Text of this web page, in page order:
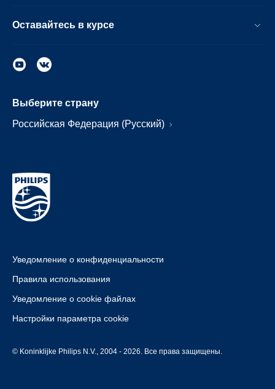
Оставайтесь в курсе
Выберите страну
Российская Федерация (Русский)
Уведомление о конфиденциальности
Правила использования
Уведомление о cookie файлах
Настройки параметра cookie
© Koninklijke Philips N.V., 2004 - 2026. Все права защищены.